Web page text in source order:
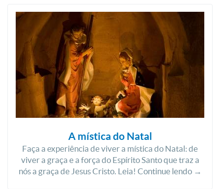
A mística do Natal
Faça a experiência de viver a mística do Natal: de
viver a graça e a força do Espírito Santo que traz a
nós a graça de Jesus Cristo. Leia! Continue lendo →